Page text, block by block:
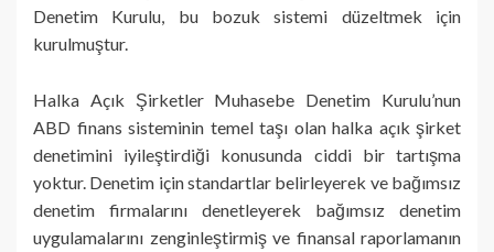
Denetim Kurulu, bu bozuk sistemi düzeltmek için
kurulmuştur.
Halka Açık Şirketler Muhasebe Denetim Kurulu’nun
ABD finans sisteminin temel taşı olan halka açık şirket
denetimini iyileştirdiği konusunda ciddi bir tartışma
yoktur. Denetim için standartlar belirleyerek ve bağımsız
denetim firmalarını denetleyerek bağımsız denetim
uygulamalarını zenginleştirmiş ve finansal raporlamanın